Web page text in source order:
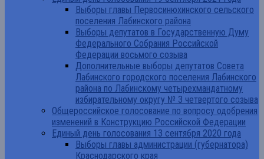
Выборы главы Первосинюхинского сельского
поселения Лабинского района
Выборы депутатов в Государственную Думу
Федерального Собрания Российской
Федерации восьмого созыва
Дополнительные выборы депутатов Совета
Лабинского городского поселения Лабинского
района по Лабинскому четырехмандатному
избирательному округу № 3 четвертого созыва
Общероссийское голосование по вопросу одобрения
изменений в Конструкцию Российской Федерации
Единый день голосования 13 сентября 2020 года
Выборы главы администрации (губернатора)
Краснодарского края